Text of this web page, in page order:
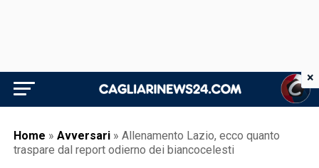
Home » Avversari » Allenamento Lazio, ecco quanto
traspare dal report odierno dei biancocelesti
×